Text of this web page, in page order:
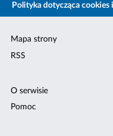
Polityka dotycząca
Mapa strony
RSS
O serwisie
Pomoc